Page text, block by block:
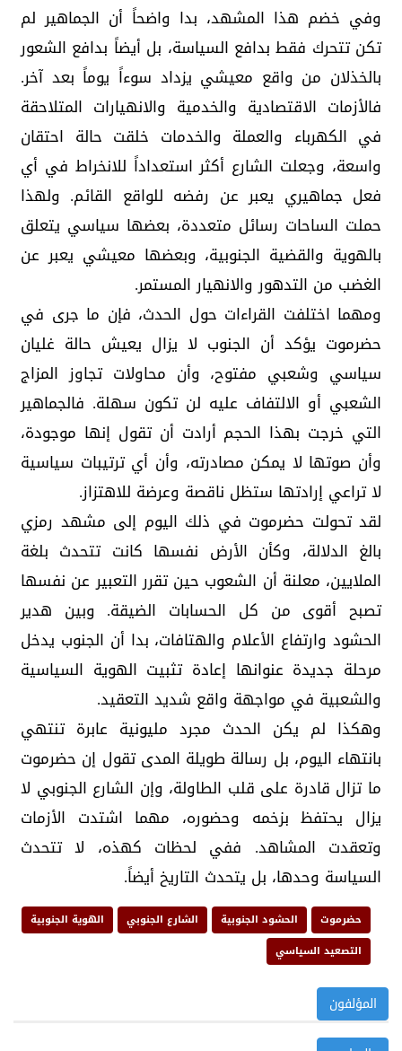
وفي خضم هذا المشهد، بدا واضحاً أن الجماهير لم
تكن تتحرك فقط بدافع السياسة، بل أيضاً بدافع الشعور
بالخذلان من واقع معيشي يزداد سوءاً يوماً بعد آخر.
فالأزمات الاقتصادية والخدمية والانهيارات المتلاحقة
في الكهرباء والعملة والخدمات خلقت حالة احتقان
واسعة، وجعلت الشارع أكثر استعداداً للانخراط في أي
فعل جماهيري يعبر عن رفضه للواقع القائم. ولهذا
حملت الساحات رسائل متعددة، بعضها سياسي يتعلق
بالهوية والقضية الجنوبية، وبعضها معيشي يعبر عن
الغضب من التدهور والانهيار المستمر.
ومهما اختلفت القراءات حول الحدث، فإن ما جرى في
حضرموت يؤكد أن الجنوب لا يزال يعيش حالة غليان
سياسي وشعبي مفتوح، وأن محاولات تجاوز المزاج
الشعبي أو الالتفاف عليه لن تكون سهلة. فالجماهير
التي خرجت بهذا الحجم أرادت أن تقول إنها موجودة،
وأن صوتها لا يمكن مصادرته، وأن أي ترتيبات سياسية
لا تراعي إرادتها ستظل ناقصة وعرضة للاهتزاز.
لقد تحولت حضرموت في ذلك اليوم إلى مشهد رمزي
بالغ الدلالة، وكأن الأرض نفسها كانت تتحدث بلغة
الملايين، معلنة أن الشعوب حين تقرر التعبير عن نفسها
تصبح أقوى من كل الحسابات الضيقة. وبين هدير
الحشود وارتفاع الأعلام والهتافات، بدا أن الجنوب يدخل
مرحلة جديدة عنوانها إعادة تثبيت الهوية السياسية
والشعبية في مواجهة واقع شديد التعقيد.
وهكذا لم يكن الحدث مجرد مليونية عابرة تنتهي
بانتهاء اليوم، بل رسالة طويلة المدى تقول إن حضرموت
ما تزال قادرة على قلب الطاولة، وإن الشارع الجنوبي لا
يزال يحتفظ بزخمه وحضوره، مهما اشتدت الأزمات
وتعقدت المشاهد. ففي لحظات كهذه، لا تتحدث
السياسة وحدها، بل يتحدث التاريخ أيضاً.
حضرموت الحشود الجنوبية الشارع الجنوبي
الهوية الجنوبية
التصعيد السياسي
المؤلفون